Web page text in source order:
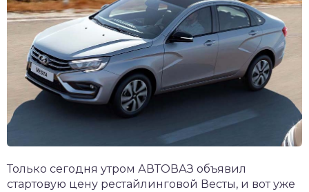
Только сегодня утром АВТОВАЗ объявил
стартовую цену рестайлинговой Весты, и вот уже